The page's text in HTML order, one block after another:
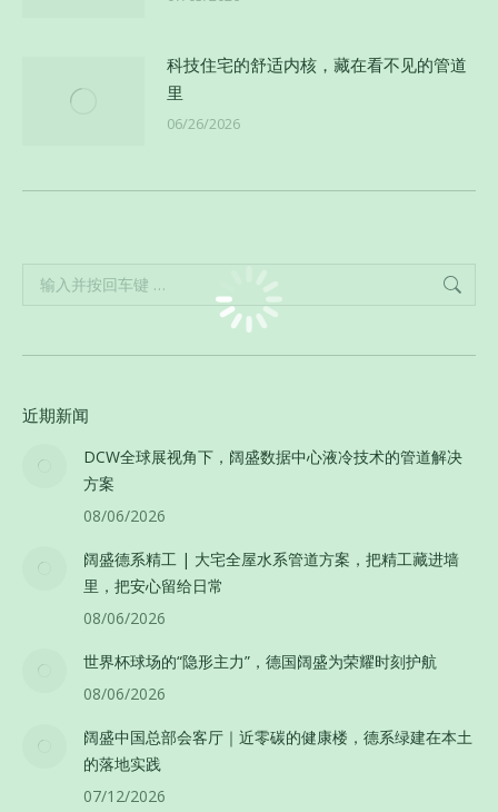
科技住宅的舒适内核，藏在看不见的管道
里
06/26/2026
Search:
近期新闻
DCW全球展视角下，阔盛数据中心液冷技术的管道解决
方案
08/06/2026
阔盛德系精工 | 大宅全屋水系管道方案，把精工藏进墙
里，把安心留给日常
08/06/2026
世界杯球场的“隐形主力”，德国阔盛为荣耀时刻护航
08/06/2026
阔盛中国总部会客厅｜近零碳的健康楼，德系绿建在本土
的落地实践
07/12/2026